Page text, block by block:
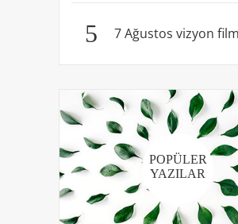
5 7 Ağustos vizyon
POPÜLER
YAZILAR